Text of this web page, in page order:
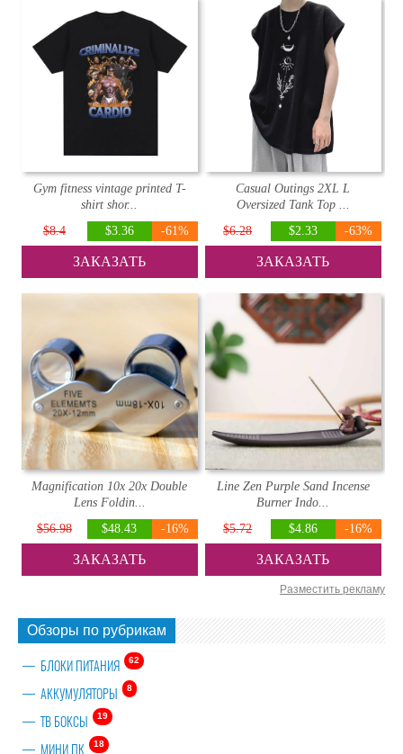
Gym fitness vintage printed T-
shirt shor...
$8.4
$3.36 -61%
ЗАКАЗАТЬ
Casual Outings 2XL L
Oversized Tank Top ...
$6.28
$2.33 -63%
ЗАКАЗАТЬ
Magnification 10x 20x Double
Lens Foldin...
$56.98
$48.43 -16%
ЗАКАЗАТЬ
Line Zen Purple Sand Incense
Burner Indo...
$5.72
$4.86 -16%
ЗАКАЗАТЬ
Разместить рекламу
Обзоры по рубрикам
62
БЛОКИ ПИТАНИЯ
8
АККУМУЛЯТОРЫ
19
ТВ БОКСЫ
18
МИНИ ПК